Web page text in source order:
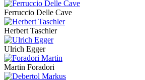
Ferruccio Delle Cave
Herbert Taschler
Ulrich Egger
Martin Foradori